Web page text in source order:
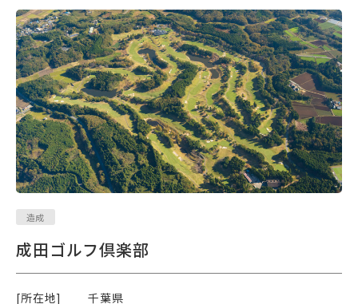
造成
成田ゴルフ倶楽部
[所在地] 千葉県